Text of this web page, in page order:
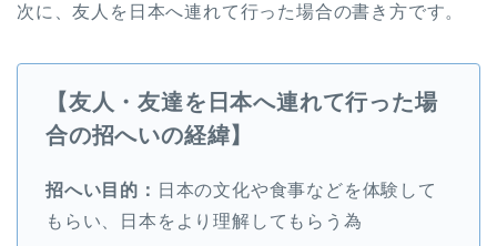
次に、友人を日本へ連れて行った場合の書き方です。
【友人・友達を日本へ連れて行った場
合の招へいの経緯】
招へい目的： 日本の文化や食事などを体験して
もらい、日本をより理解してもらう為